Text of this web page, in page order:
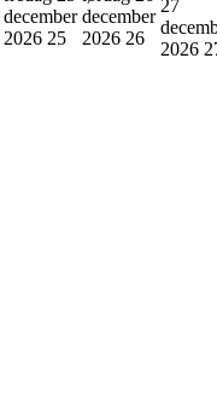
december
2026 25
december
2026 26
27
2026